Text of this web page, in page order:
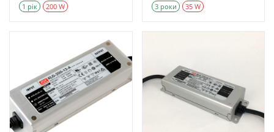
1 рік 200 W 3 роки 35 W